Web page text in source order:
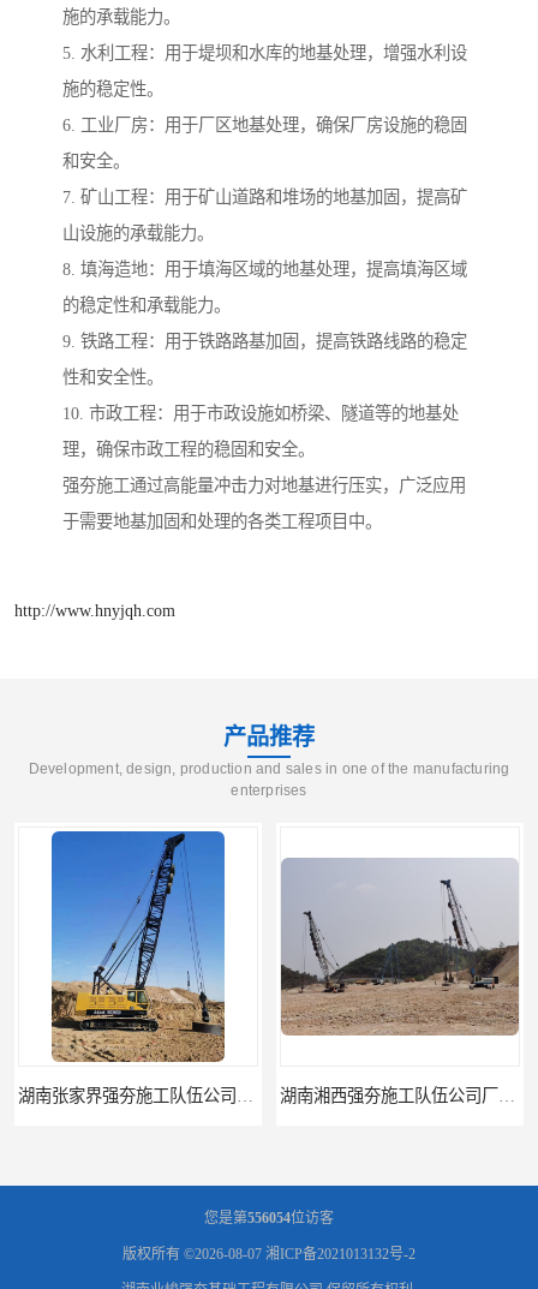
施的承载能力。
5. 水利工程：用于堤坝和水库的地基处理，增强水利设
施的稳定性。
6. 工业厂房：用于厂区地基处理，确保厂房设施的稳固
和安全。
7. 矿山工程：用于矿山道路和堆场的地基加固，提高矿
山设施的承载能力。
8. 填海造地：用于填海区域的地基处理，提高填海区域
的稳定性和承载能力。
9. 铁路工程：用于铁路路基加固，提高铁路线路的稳定
性和安全性。
10. 市政工程：用于市政设施如桥梁、隧道等的地基处
理，确保市政工程的稳固和安全。
强夯施工通过高能量冲击力对地基进行压实，广泛应用
于需要地基加固和处理的各类工程项目中。
http://www.hnyjqh.com
产品推荐
Development, design, production and sales in one of the manufacturing
enterprises
湖南湘西强夯施工队伍公司厂房地基强夯施工 湖南娄底强夯施工队伍公司厂房地基强夯施工
您是第556054位访客
版权所有 ©2026-08-07 湘ICP备2021013132号-2